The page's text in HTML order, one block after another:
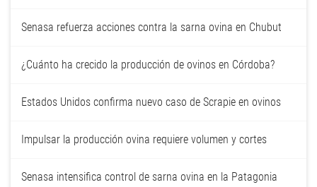
Senasa refuerza acciones contra la sarna ovina en Chubut
¿Cuánto ha crecido la producción de ovinos en Córdoba?
Estados Unidos confirma nuevo caso de Scrapie en ovinos
Impulsar la producción ovina requiere volumen y cortes
Senasa intensifica control de sarna ovina en la Patagonia